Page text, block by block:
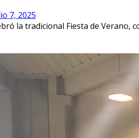
7, 2025
la tradicional Fiesta de